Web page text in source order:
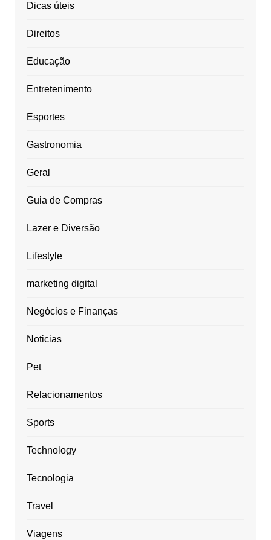
Dicas úteis
Direitos
Educação
Entretenimento
Esportes
Gastronomia
Geral
Guia de Compras
Lazer e Diversão
Lifestyle
marketing digital
Negócios e Finanças
Noticias
Pet
Relacionamentos
Sports
Technology
Tecnologia
Travel
Viagens